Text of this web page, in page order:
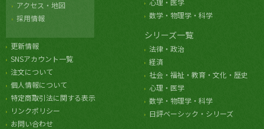
アクセス・地図
採用情報
更新情報
SNSアカウント一覧
注文について
個人情報について
特定商取引法に関する表示
リンクポリシー
お問い合わせ
心理・医学
数学・物理学・科学
シリーズ一覧
法律・政治
経済
社会・福祉・教育・文化・歴史
心理・医学
数学・物理学・科学
日評ベーシック・シリーズ